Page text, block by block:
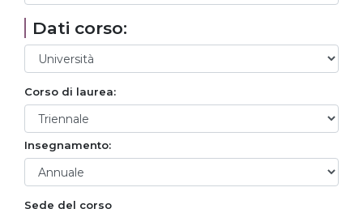
Dati corso:
Corso di laurea:
Insegnamento:
Sede del corso